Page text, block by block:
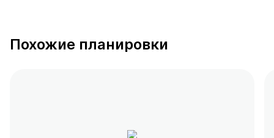
Похожие планировки